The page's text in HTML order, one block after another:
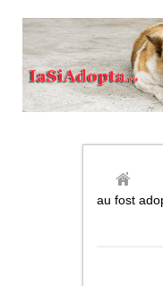
legislație
au fost